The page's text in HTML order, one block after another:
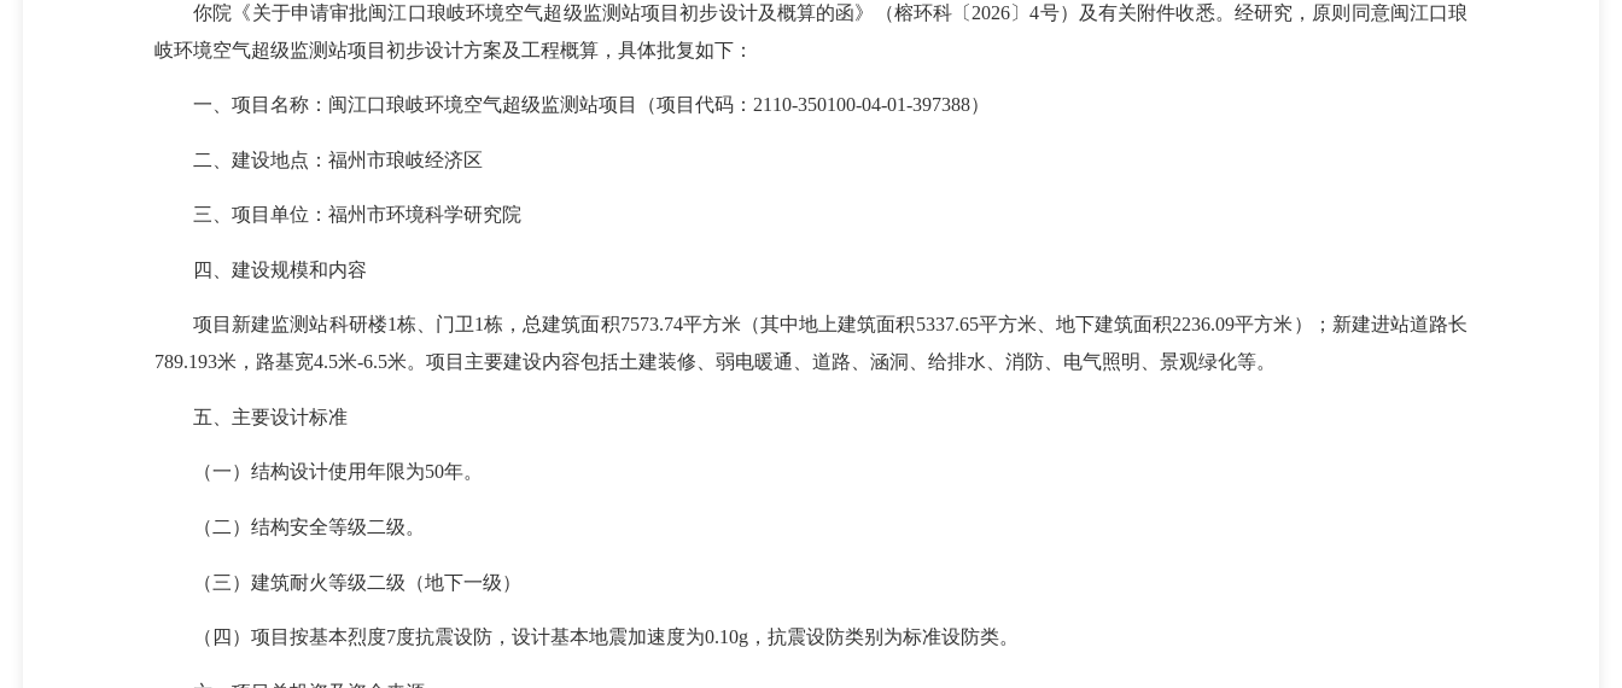
你院《关于申请审批闽江口琅岐环境空气超级监测站项目初步设计及概算的函》（榕环科〔2026〕4号）及有关附件收悉。经研究，原则同意闽江口琅
岐环境空气超级监测站项目初步设计方案及工程概算，具体批复如下：
一、项目名称：闽江口琅岐环境空气超级监测站项目（项目代码：2110-350100-04-01-397388）
二、建设地点：福州市琅岐经济区
三、项目单位：福州市环境科学研究院
四、建设规模和内容
项目新建监测站科研楼1栋、门卫1栋，总建筑面积7573.74平方米（其中地上建筑面积5337.65平方米、地下建筑面积2236.09平方米）；新建进站道路长
789.193米，路基宽4.5米-6.5米。项目主要建设内容包括土建装修、弱电暖通、道路、涵洞、给排水、消防、电气照明、景观绿化等。
五、主要设计标准
（一）结构设计使用年限为50年。
（二）结构安全等级二级。
（三）建筑耐火等级二级（地下一级）
（四）项目按基本烈度7度抗震设防，设计基本地震加速度为0.10g，抗震设防类别为标准设防类。